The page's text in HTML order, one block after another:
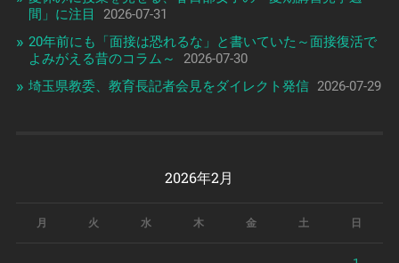
間」に注目
2026-07-31
20年前にも「面接は恐れるな」と書いていた～面接復活で
よみがえる昔のコラム～
2026-07-30
埼玉県教委、教育長記者会見をダイレクト発信 2026-07-29
2026年2月
月 火 水 木 金 土 日